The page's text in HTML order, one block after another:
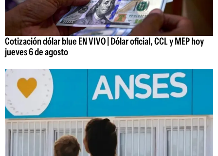
Cotización dólar blue EN VIVO | Dólar oficial, CCL y MEP hoy
jueves 6 de agosto